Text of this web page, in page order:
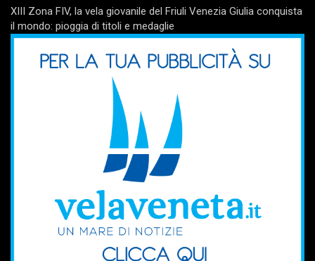
XIII Zona FIV, la vela giovanile del Friuli Venezia Giulia conquista
il mondo: pioggia di titoli e medaglie